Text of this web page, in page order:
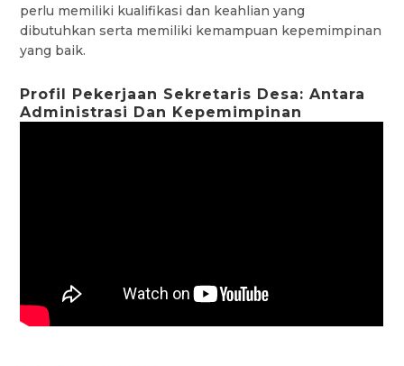
perlu memiliki kualifikasi dan keahlian yang
dibutuhkan serta memiliki kemampuan kepemimpinan
yang baik.
Profil Pekerjaan Sekretaris Desa: Antara
Administrasi Dan Kepemimpinan